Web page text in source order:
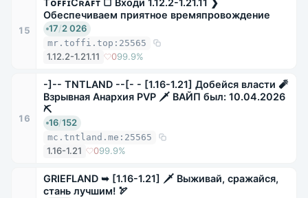
15
TᴏꜰꜰɪCʀᴀꜰᴛ ▢ Входи 1.12.2-1.21.11 ❯
Обеспечиваем приятное времяпровождение
17/2 026
mr.toffi.top:25565
1.12.2-1.21.11 099.9%
16
-]-- TNTLAND --[- - [1.16-1.21] Добейся власти 🧨
Взрывная Анархия PVP 🗡 ВАЙП был: 10.04.2026
⛏
16/152
mc.tntland.me:25565
1.16-1.21 099.9%
GRIEFLAND ➥ [1.16-1.21] 🗡 Выживай, сражайся,
стань лучшим! 🏹